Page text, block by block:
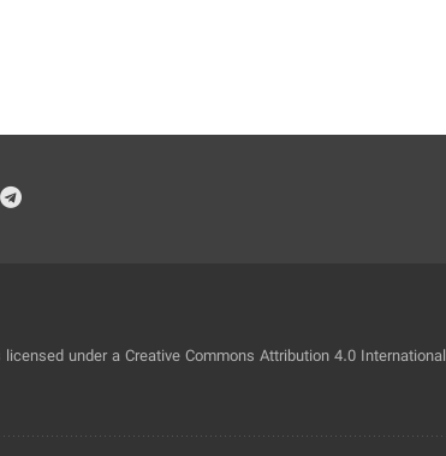
licensed under a Creative Commons Attribution 4.0 International